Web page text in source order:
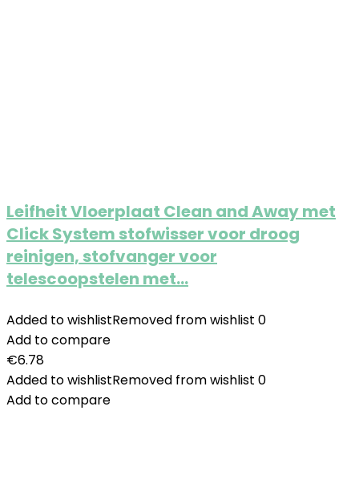
Leifheit Vloerplaat Clean and Away met
Click System stofwisser voor droog
reinigen, stofvanger voor
telescoopstelen met…
Added to wishlistRemoved from wishlist 0
Add to compare
€6.78
Added to wishlistRemoved from wishlist 0
Add to compare